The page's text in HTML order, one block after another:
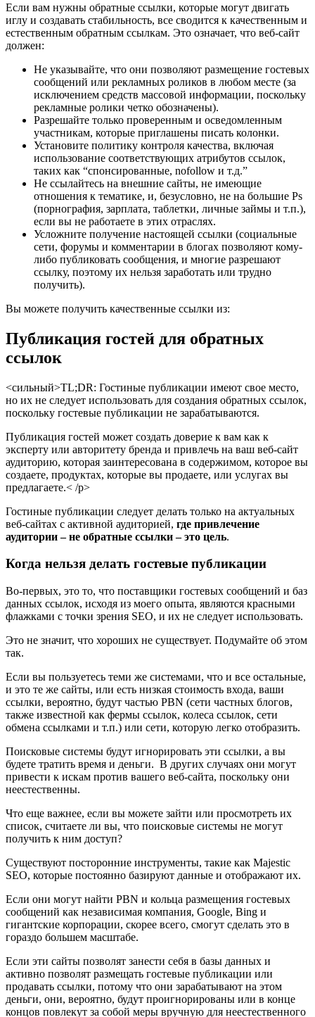
Если вам нужны обратные ссылки, которые могут двигать
иглу и создавать стабильность, все сводится к качественным и
естественным обратным ссылкам. Это означает, что веб-сайт
должен:
Не указывайте, что они позволяют размещение гостевых
сообщений или рекламных роликов в любом месте (за
исключением средств массовой информации, поскольку
рекламные ролики четко обозначены).
Разрешайте только проверенным и осведомленным
участникам, которые приглашены писать колонки.
Установите политику контроля качества, включая
использование соответствующих атрибутов ссылок,
таких как “спонсированные, nofollow и т.д.”
Не ссылайтесь на внешние сайты, не имеющие
отношения к тематике, и, безусловно, не на большие Ps
(порнография, зарплата, таблетки, личные займы и т.п.),
если вы не работаете в этих отраслях.
Усложните получение настоящей ссылки (социальные
сети, форумы и комментарии в блогах позволяют кому-
либо публиковать сообщения, и многие разрешают
ссылку, поэтому их нельзя заработать или трудно
получить).
Вы можете получить качественные ссылки из:
Публикация гостей для обратных
ссылок
<сильный>TL;DR: Гостиные публикации имеют свое место,
но их не следует использовать для создания обратных ссылок,
поскольку гостевые публикации не зарабатываются.
Публикация гостей может создать доверие к вам как к
эксперту или авторитету бренда и привлечь на ваш веб-сайт
аудиторию, которая заинтересована в содержимом, которое вы
создаете, продуктах, которые вы продаете, или услугах вы
предлагаете.< /p>
Гостиные публикации следует делать только на актуальных
веб-сайтах с активной аудиторией, где привлечение
аудитории – не обратные ссылки – это цель.
Когда нельзя делать гостевые публикации
Во-первых, это то, что поставщики гостевых сообщений и баз
данных ссылок, исходя из моего опыта, являются красными
флажками с точки зрения SEO, и их не следует использовать.
Это не значит, что хороших не существует. Подумайте об этом
так.
Если вы пользуетесь теми же системами, что и все остальные,
и это те же сайты, или есть низкая стоимость входа, ваши
ссылки, вероятно, будут частью PBN (сети частных блогов,
также известной как фермы ссылок, колеса ссылок, сети
обмена ссылками и т.п.) или сети, которую легко отобразить.
Поисковые системы будут игнорировать эти ссылки, а вы
будете тратить время и деньги. В других случаях они могут
привести к искам против вашего веб-сайта, поскольку они
неестественны.
Что еще важнее, если вы можете зайти или просмотреть их
список, считаете ли вы, что поисковые системы не могут
получить к ним доступ?
Существуют посторонние инструменты, такие как Majestic
SEO, которые постоянно базируют данные и отображают их.
Если они могут найти PBN и кольца размещения гостевых
сообщений как независимая компания, Google, Bing и
гигантские корпорации, скорее всего, смогут сделать это в
гораздо большем масштабе.
Если эти сайты позволят занести себя в базы данных и
активно позволят размещать гостевые публикации или
продавать ссылки, потому что они зарабатывают на этом
деньги, они, вероятно, будут проигнорированы или в конце
концов повлекут за собой меры вручную для неестественного